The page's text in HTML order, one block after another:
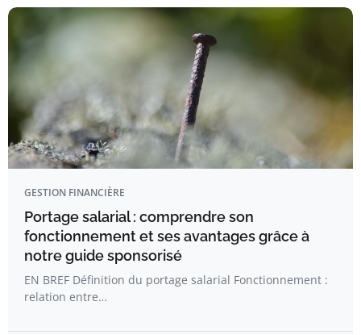
GESTION FINANCIÈRE
Portage salarial : comprendre son
fonctionnement et ses avantages grâce à
notre guide sponsorisé
EN BREF Définition du portage salarial Fonctionnement :
relation entre…